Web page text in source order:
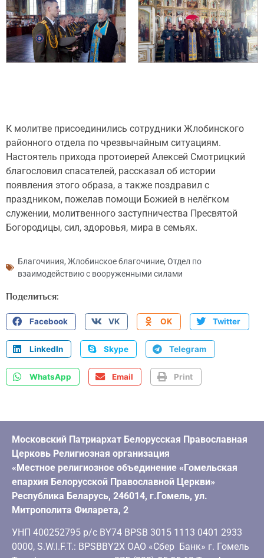
К молитве присоединились сотрудники Жлобинского
районного отдела по чрезвычайным ситуациям.
Настоятель прихода протоиерей Алексей Смотрицкий
благословил спасателей, рассказал об истории
появления этого образа, а также поздравил с
праздником, пожелав помощи Божией в нелёгком
служении, молитвенного заступничества Пресвятой
Богородицы, сил, здоровья, мира в семьях.
Благочиния, Жлобинское благочиние, Отдел по
взаимодействию с вооруженными силами
Поделиться:
Facebook VK OK Twitter
LinkedIn Skype Telegram
WhatsApp Email Print
Московский Патриархат Белорусская Православная
Церковь Религиозная организация
«Местное религиозное объединение «Гомельская
епархия Белорусской Православной Церкви»
Республика Беларусь, 246014, г.Гомель, ул.
Митрополита Филарета, 2
УНП 400252795 р/с BY74 BPSB 3015 1113 0401 2933
0000, S.W.I.F.T.: BPSBBY2X ОАО «Сбер Банк» г. Гомель